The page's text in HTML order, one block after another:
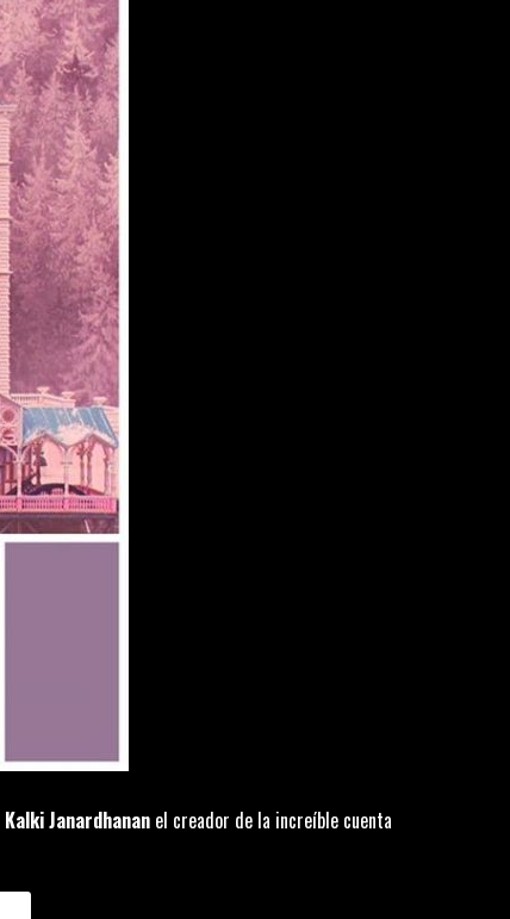
Kalki Janardhanan el creador de la increíble cuenta